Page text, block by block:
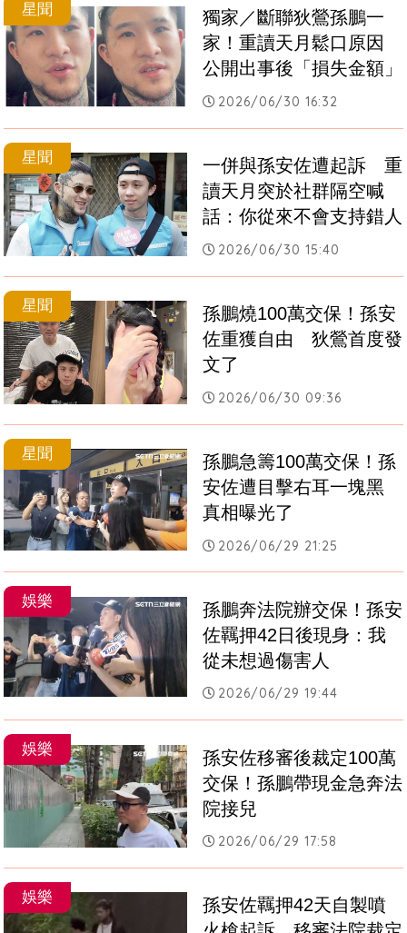
星聞
獨家／斷聯狄鶯孫鵬一
家！重讀天月鬆口原因
公開出事後「損失金額」
2026/06/30 16:32
星聞
一併與孫安佐遭起訴　重
讀天月突於社群隔空喊
話：你從來不會支持錯人
2026/06/30 15:40
星聞
孫鵬燒100萬交保！孫安
佐重獲自由　狄鶯首度發
文了
2026/06/30 09:36
星聞
孫鵬急籌100萬交保！孫
安佐遭目擊右耳一塊黑
真相曝光了
2026/06/29 21:25
娛樂
孫鵬奔法院辦交保！孫安
佐羈押42日後現身：我
從未想過傷害人
2026/06/29 19:44
娛樂
孫安佐移審後裁定100萬
交保！孫鵬帶現金急奔法
院接兒
2026/06/29 17:58
娛樂
孫安佐羈押42天自製噴